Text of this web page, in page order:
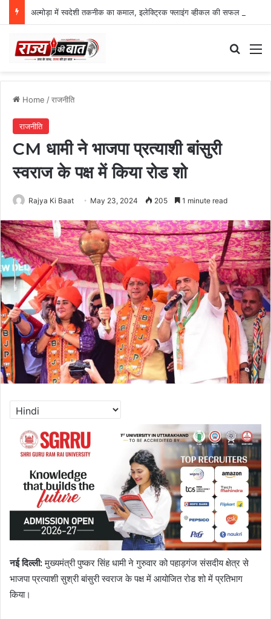
Home /राजनीति
राजनीति
CM धामी ने भाजपा प्रत्याशी बांसुरी
स्वराज के पक्ष में किया रोड शो
Rajya Ki Baat May 23, 2024 205 1 minute read
नई दिल्ली:मुख्यमंत्री पुष्कर सिंह धामी ने गुरुवार को पहाड़गंज संसदीय क्षेत्र से
भाजपा प्रत्याशी सुश्री बांसुरी स्वराज के पक्ष में आयोजित रोड शो में प्रतिभाग
किया।